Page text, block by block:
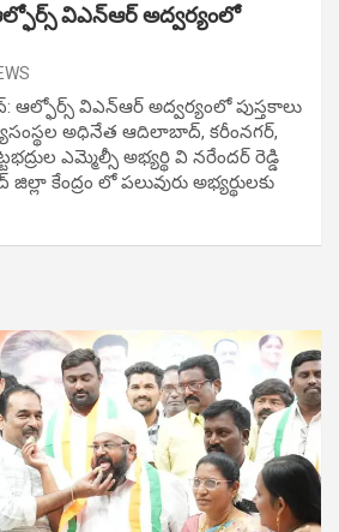
విఎన్ఆర్ అద్వర్యంలో
విఎన్ఆర్ అద్వర్యంలో పుస్తకాలు
అధినేత ఆదిలాబాద్, కరీంనగర్,
ఎమ్మెల్సీ అభ్యర్థి వి నరేందర్ రెడ్డి
కేంద్రం లో పలువురు అభ్యర్థులకు